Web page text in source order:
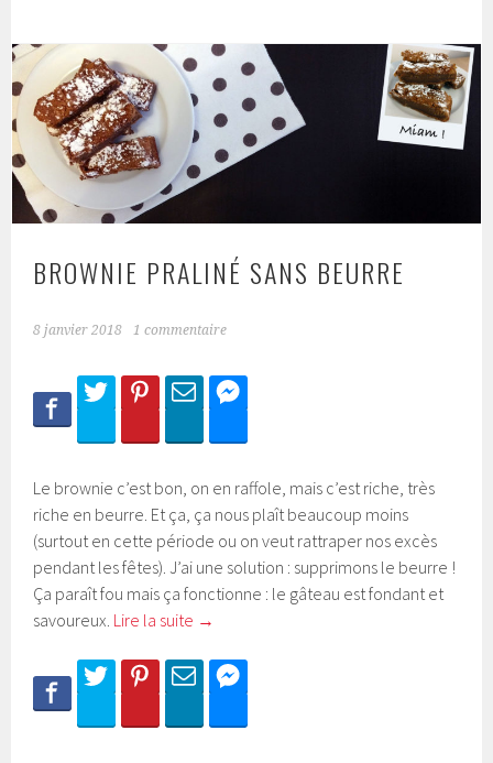
BROWNIE PRALINÉ SANS BEURRE
8 janvier 2018 1 commentaire
Le brownie c’est bon, on en raffole, mais c’est riche, très
riche en beurre. Et ça, ça nous plaît beaucoup moins
(surtout en cette période ou on veut rattraper nos excès
pendant les fêtes). J’ai une solution : supprimons le beurre !
Ça paraît fou mais ça fonctionne : le gâteau est fondant et
savoureux. Lire la suite →